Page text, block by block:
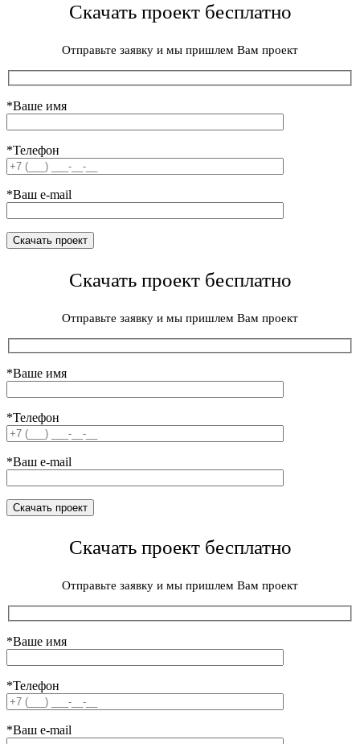
Скачать проект бесплатно
Отправьте заявку и мы пришлем Вам проект
*Ваше имя
*Телефон
*Ваш e-mail
Скачать проект бесплатно
Отправьте заявку и мы пришлем Вам проект
*Ваше имя
*Телефон
*Ваш e-mail
Скачать проект бесплатно
Отправьте заявку и мы пришлем Вам проект
*Ваше имя
*Телефон
*Ваш e-mail